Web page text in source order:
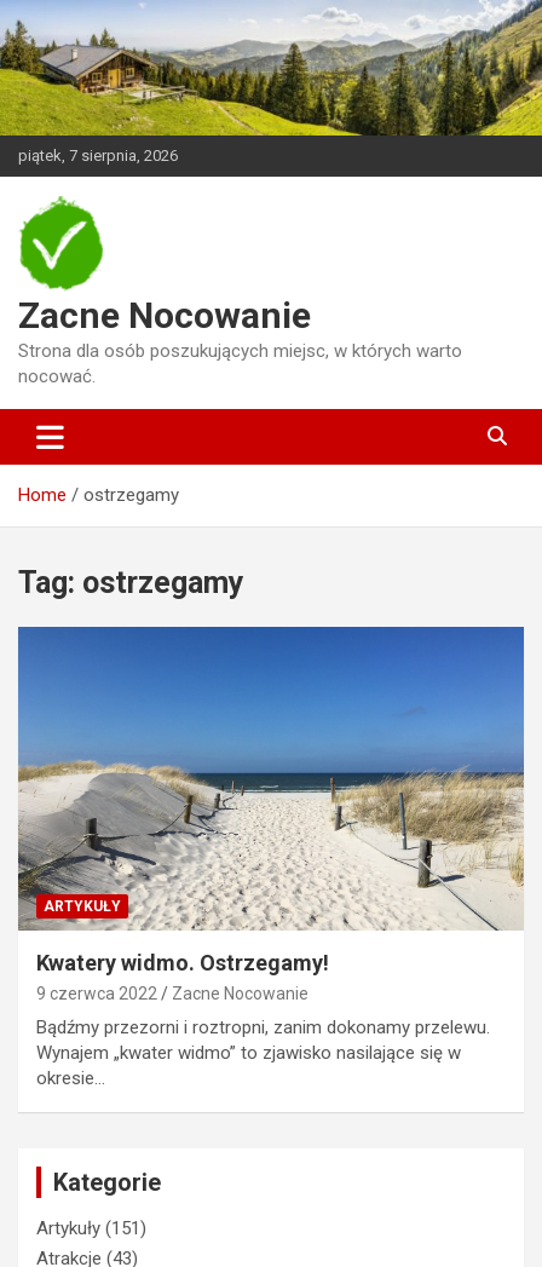
Skip
to
content
piątek, 7 sierpnia, 2026
Zacne Nocowanie
Strona dla osób poszukujących miejsc, w których warto
nocować.
Home ostrzegamy
Tag: ostrzegamy
ARTYKUŁY
Kwatery widmo. Ostrzegamy!
9 czerwca 2022 Zacne Nocowanie
Bądźmy przezorni i roztropni, zanim dokonamy przelewu.
Wynajem „kwater widmo” to zjawisko nasilające się w
okresie…
Kategorie
Artykuły (151)
Atrakcje (43)